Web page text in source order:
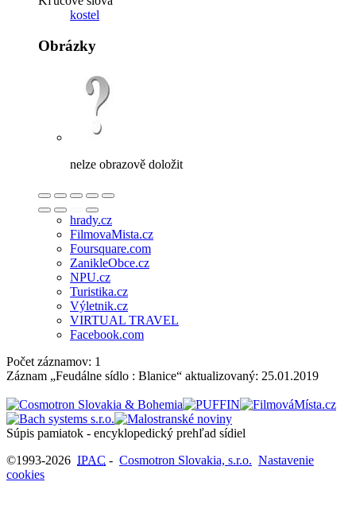
kostel
Obrázky
nelze obrazově doložit
hrady.cz
FilmovaMista.cz
Foursquare.com
ZanikleObce.cz
NPU.cz
Turistika.cz
Výletnik.cz
VIRTUAL TRAVEL
Facebook.com
Počet záznamov: 1
Záznam „Feudálne sídlo : Blanice“ aktualizovaný: 25.01.2019
Súpis pamiatok - encyklopedický prehľad sídiel
©1993-2026 IPAC - Cosmotron Slovakia, s.r.o. Nastavenie
cookies